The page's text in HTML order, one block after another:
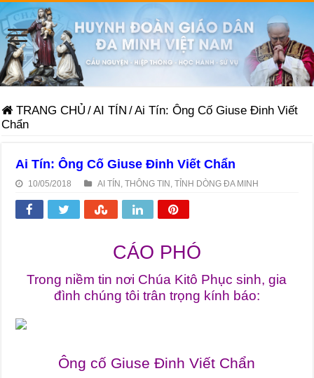
TRANG CHỦ /AI TÍN /Ai Tín: Ông Cố Giuse Đinh Viết
Chẩn
Ai Tín: Ông Cố Giuse Đinh Viết Chẩn
10/05/2018 AI TÍN ,THÔNG TIN ,TỈNH DÒNG ĐA MINH
CÁO PHÓ
Trong niềm tin nơi Chúa Kitô Phục sinh, gia
đình chúng tôi trân trọng kính báo:
Ông cố Giuse Đinh Viết Chẩn